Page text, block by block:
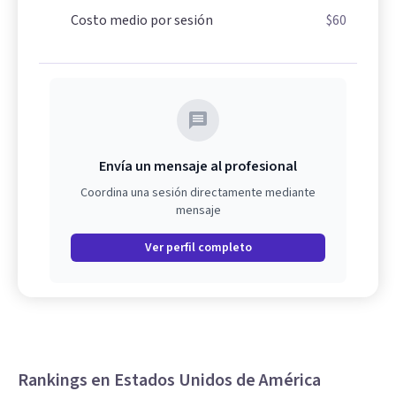
Costo medio por sesión
$60
Envía un mensaje al profesional
Coordina una sesión directamente mediante
mensaje
Ver perfil completo
Rankings en Estados Unidos de América